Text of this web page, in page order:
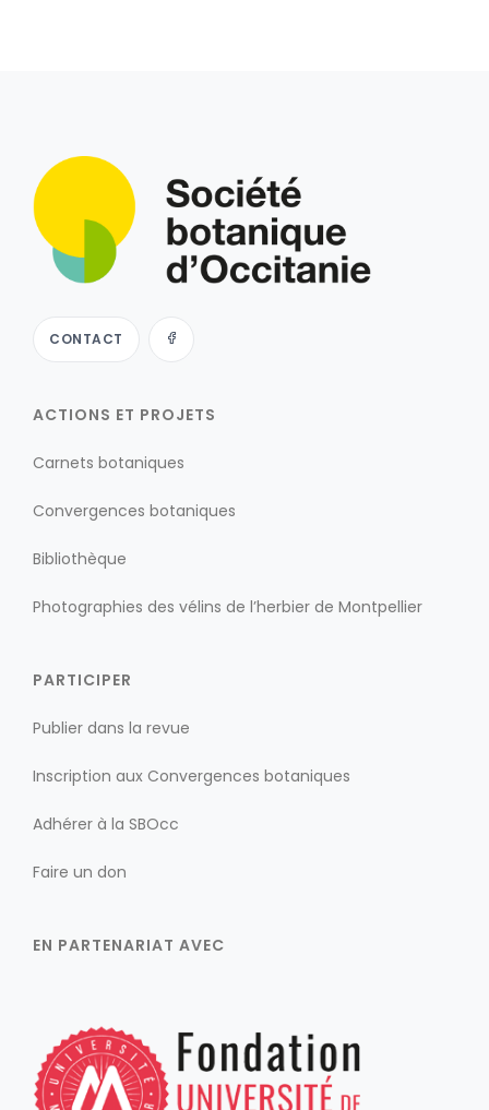
CONTACT
ACTIONS ET PROJETS
Carnets botaniques
Convergences botaniques
Bibliothèque
Photographies des vélins de l’herbier de Montpellier
PARTICIPER
Publier dans la revue
Inscription aux Convergences botaniques
Adhérer à la SBOcc
Faire un don
EN PARTENARIAT AVEC